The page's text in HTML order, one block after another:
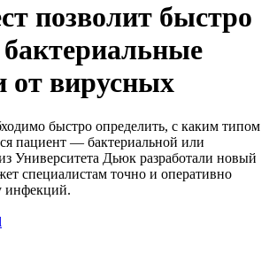
позволит быстро
от вирусных
быстро определить, с каким типом
пациент — бактериальной или
Университета Дьюк разработали новый
специалистам точно и оперативно
инфекций.